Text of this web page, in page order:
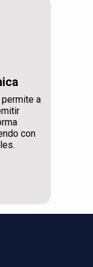
a
con